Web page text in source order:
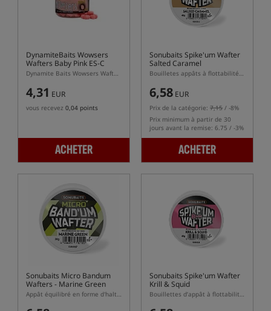
DynamiteBaits Wowsers
Wafters Baby Pink ES-C
Dynamite Baits Wowsers Wafters Baby Pink ES-C – wafters dumbell roses au parfum Monster Crab
4,31 EUR
vous recevez 0,04 points
ACHETER
Sonubaits Spike'um Wafter
Salted Caramel
Bouilletes appâts à flottabilité équilibrée (wafters)
6,58 EUR
Prix de la catégorie: 7,15 / -8%
Prix minimum à partir de 30
jours avant la remise: 6.75 / -3%
ACHETER
Sonubaits Micro Bandum
Wafters - Marine Green
Appât équilibré en forme d'haltères
Sonubaits Spike'um Wafter
Krill & Squid
Bouillettes d’appât à flottabilité équilibrée (wafters)